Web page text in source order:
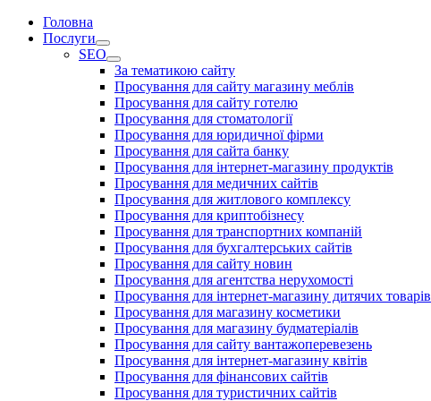
Головна
Послуги
SEO
За тематикою сайту
Просування для сайту магазину меблів
Просування для сайту готелю
Просування для стоматології
Просування для юридичної фірми
Просування для сайта банку
Просування для інтернет-магазину продуктів
Просування для медичних сайтів
Просування для житлового комплексу
Просування для криптобізнесу
Просування для транспортних компаній
Просування для бухгалтерських сайтів
Просування для сайту новин
Просування для агентства нерухомості
Просування для інтернет-магазину дитячих товарів
Просування для магазину косметики
Просування для магазину будматеріалів
Просування для сайту вантажоперевезень
Просування для інтернет-магазину квітів
Просування для фінансових сайтів
Просування для туристичних сайтів